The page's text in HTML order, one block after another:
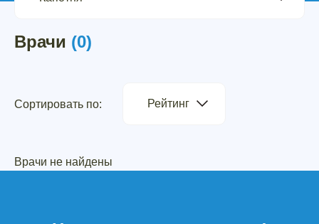
Врачи (0)
Сортировать по: Рейтинг
Врачи не найдены